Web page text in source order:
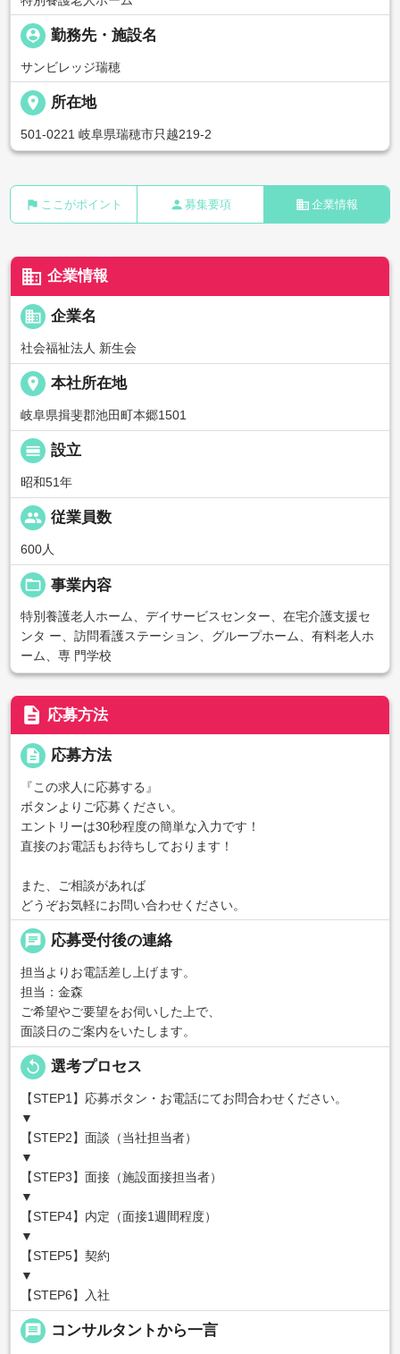
person_pin 勤務先・施設名
サンビレッジ瑞穂
place 所在地
501-0221 岐阜県瑞穂市只越219-2
flag ここがポイント person 募集要項 business 企業情報
business 企業情報
business 企業名
社会福祉法人 新生会
place 本社所在地
岐阜県揖斐郡池田町本郷1501
calendar_view_day 設立
昭和51年
people 従業員数
600人
folder_open 事業内容
特別養護老人ホーム、デイサービスセンター、在宅介護支援セ
ンタ ー、訪問看護ステーション、グループホーム、有料老人ホ
ーム、専 門学校
description 応募方法
description 応募方法
『この求人に応募する』
ボタンよりご応募ください。
エントリーは30秒程度の簡単な入力です！
直接のお電話もお待ちしております！
また、ご相談があれば
どうぞお気軽にお問い合わせください。
chat 応募受付後の連絡
担当よりお電話差し上げます。
担当：金森
ご希望やご要望をお伺いした上で、
面談日のご案内をいたします。
replay 選考プロセス
【STEP1】応募ボタン・お電話にてお問合わせください。
▼
【STEP2】面談（当社担当者）
▼
【STEP3】面接（施設面接担当者）
▼
【STEP4】内定（面接1週間程度）
▼
【STEP5】契約
▼
【STEP6】入社
message コンサルタントから一言